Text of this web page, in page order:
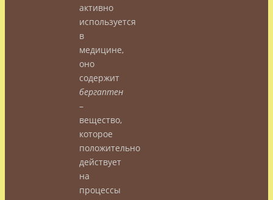
активно
используется
в
медицине,
оно
содержит
бергаптен
–
вещество,
которое
положительно
действует
на
процессы